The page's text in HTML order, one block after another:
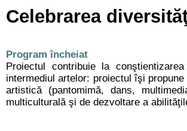
Celebrarea
Program încheiat
Proiectul contribuie la
intermediul artelor: proiectul îşi
artistică (pantomimă, dans,
multiculturală şi de dezvoltare a